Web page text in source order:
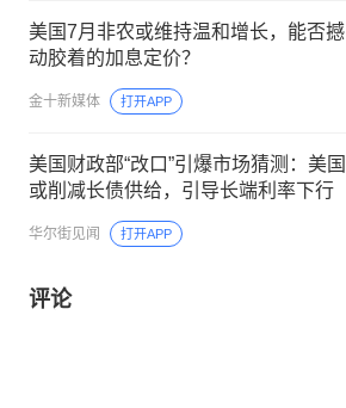
美国7月非农或维持温和增长，能否撼
动胶着的加息定价？
金十新媒体 打开APP
美国财政部“改口”引爆市场猜测：美国
或削减长债供给，引导长端利率下行
华尔街见闻 打开APP
评论